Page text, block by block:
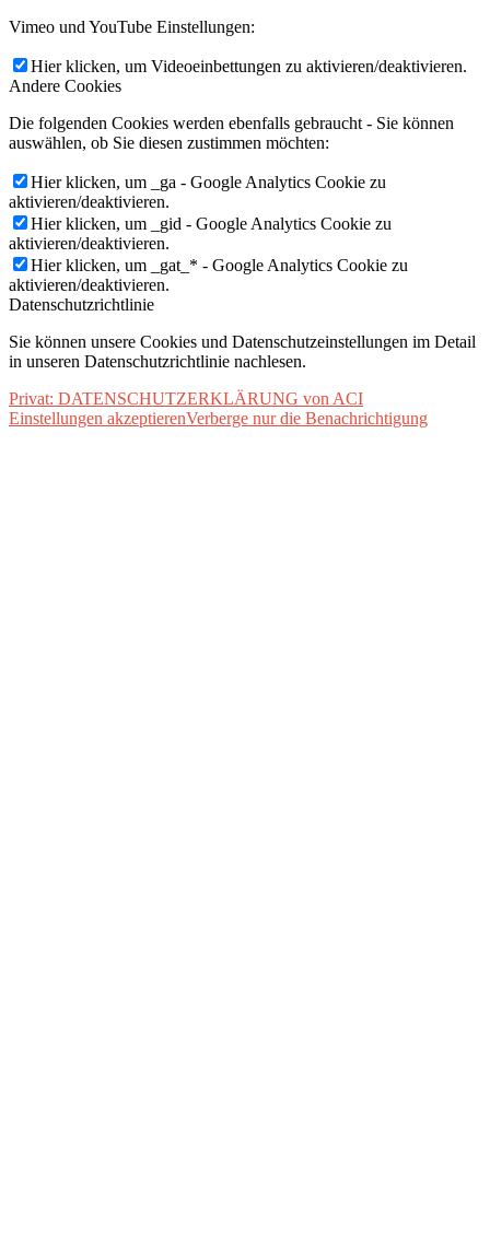
Vimeo und YouTube Einstellungen:
Hier klicken, um Videoeinbettungen zu aktivieren/deaktivieren.
Andere Cookies
Die folgenden Cookies werden ebenfalls gebraucht - Sie können
auswählen, ob Sie diesen zustimmen möchten:
Hier klicken, um _ga - Google Analytics Cookie zu
aktivieren/deaktivieren.
Hier klicken, um _gid - Google Analytics Cookie zu
aktivieren/deaktivieren.
Hier klicken, um _gat_* - Google Analytics Cookie zu
aktivieren/deaktivieren.
Datenschutzrichtlinie
Sie können unsere Cookies und Datenschutzeinstellungen im Detail
in unseren Datenschutzrichtlinie nachlesen.
Privat: DATENSCHUTZERKLÄRUNG von ACI
Einstellungen akzeptierenVerberge nur die Benachrichtigung